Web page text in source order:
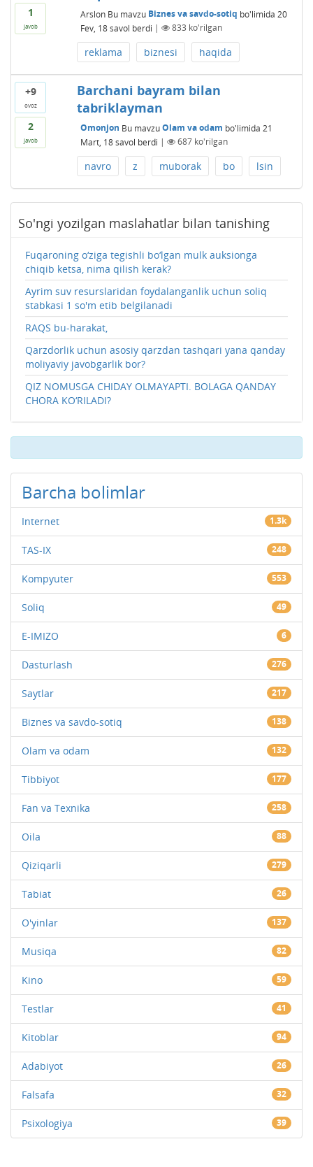
1
javob
Arslon Bu mavzu Biznes va savdo-sotiq bo'limida 20
Fev, 18 savol berdi | 833 ko'rilgan
reklama biznesi haqida
+9
ovoz
2
javob
Barchani bayram bilan
tabriklayman
Omonjon Bu mavzuOlam va odam bo'limida 21
Mart, 18 savol berdi | 687ko'rilgan
navro z muborak bo lsin
So'ngi yozilgan maslahatlar bilan tanishing
Fuqaroning o‘ziga tegishli bo‘lgan mulk auksionga
chiqib ketsa, nima qilish kerak?
Ayrim suv resurslaridan foydalanganlik uchun soliq
stabkasi 1 so'm etib belgilanadi
RAQS bu-harakat,
Qarzdorlik uchun asosiy qarzdan tashqari yana qanday
moliyaviy javobgarlik bor?
QIZ NOMUSGA CHIDAY OLMAYAPTI. BOLAGA QANDAY
CHORA KO‘RILADI?
Barcha bolimlar
Internet 1.3k
TAS-IX 248
Kompyuter 553
Soliq 49
E-IMIZO 6
Dasturlash 276
Saytlar 217
Biznes va savdo-sotiq 138
Olam va odam 132
Tibbiyot 177
Fan va Texnika 258
Oila 88
Qiziqarli 279
Tabiat 26
O'yinlar 137
Musiqa 82
Kino 59
Testlar 41
Kitoblar 94
Adabiyot 26
Falsafa 32
Psixologiya 39